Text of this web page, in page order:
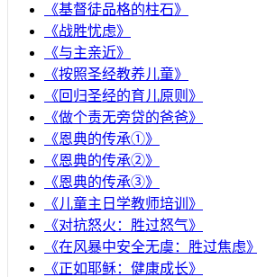
《基督徒品格的柱石》
《战胜忧虑》
《与主亲近》
《按照圣经教养儿童》
《回归圣经的育儿原则》
《做个责无旁贷的爸爸》
《恩典的传承①》
《恩典的传承②》
《恩典的传承③》
《儿童主日学教师培训》
《对抗怒火：胜过怒气》
《在风暴中安全无虞：胜过焦虑》
《正如耶稣：健康成长》